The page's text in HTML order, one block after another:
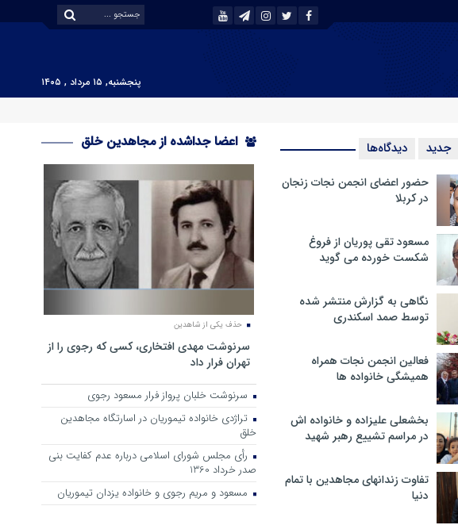
پنجشنبه, ۱۵ مرداد , ۱۴۰۵
جدید دیدگاه‌ها
حضور اعضای انجمن نجات زنجان
در کربلا
مسعود تقی پوریان از فروغ
شکست خورده می گوید
نگاهی به گزارش منتشر شده
توسط صمد اسکندری
فعالین انجمن نجات همراه
همیشگی خانواده ها
بخشعلی علیزاده و خانواده اش
در مراسم تشییع رهبر شهید
تفاوت زندانهای مجاهدین با تمام
دنیا
اعضا جداشده از مجاهدین خلق
حذف یکی از شاهدین
سرنوشت مهدی افتخاری، کسی که رجوی را از
تهران فرار داد
سرنوشت خلبان پرواز فرار مسعود رجوی
تراژدی خانواده تیموریان در اسارتگاه مجاهدین
خلق
رأی مجلس شورای اسلامی درباره عدم كفایت بنی
صدر خرداد 1360
مسعود و مریم رجوی و خانواده یزدان تیموریان